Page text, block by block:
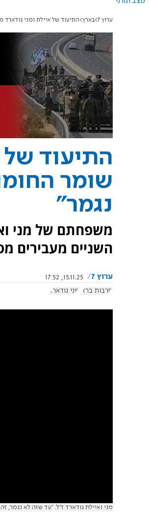
ערוץ 7 בארץ התיעוד של איילת ומני
התיעוד של
שומר
נגמר"
משפחתם של מני
השניים מעבירים
ערוץ 7
15.11.25, 17:52
חרבות ברזל
מני גודארד
מני ואיילת גודארד ז"ל: "עד שזה לא נגמר,